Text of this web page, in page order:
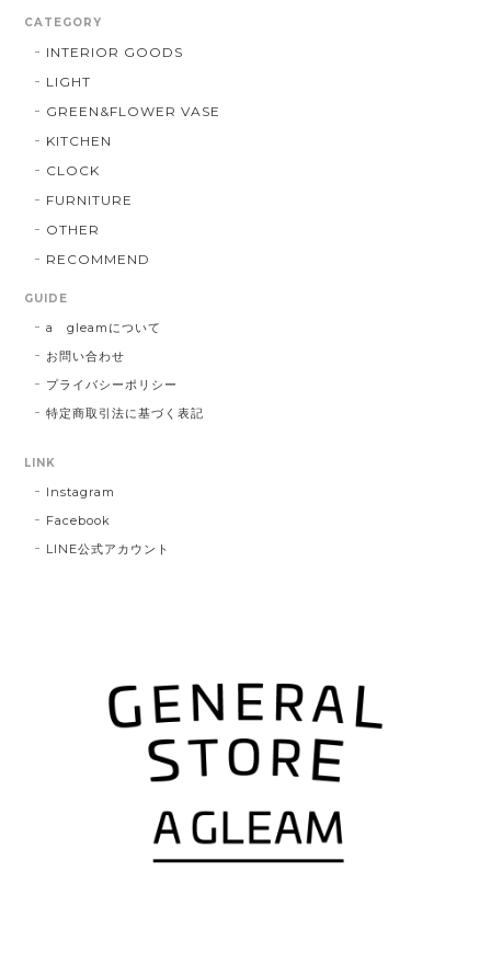
CATEGORY
INTERIOR GOODS
LIGHT
GREEN&FLOWER VASE
KITCHEN
CLOCK
FURNITURE
OTHER
RECOMMEND
GUIDE
a gleamについて
お問い合わせ
プライバシーポリシー
特定商取引法に基づく表記
LINK
Instagram
Facebook
LINE公式アカウント